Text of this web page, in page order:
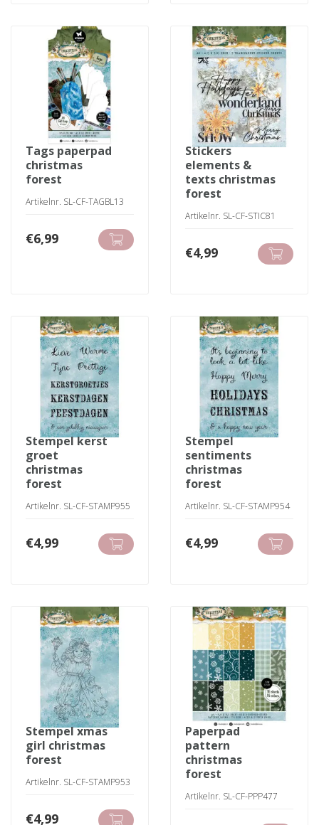
tags paperpad
christmas
forest
Artikelnr. SL-CF-TAGBL13
€6,99
stickers
elements &
texts christmas
forest
Artikelnr. SL-CF-STIC81
€4,99
stempel kerst
groet
christmas
forest
Artikelnr. SL-CF-STAMP955
€4,99
stempel
sentiments
christmas
forest
Artikelnr. SL-CF-STAMP954
€4,99
stempel xmas
girl christmas
forest
Artikelnr. SL-CF-STAMP953
€4,99
paperpad
pattern
christmas
forest
Artikelnr. SL-CF-PPP477